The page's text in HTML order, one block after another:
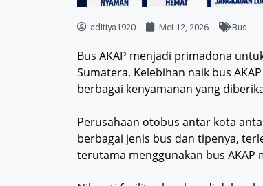
aditiya1920 Mei 12, 2026 Bus
Bus AKAP menjadi primadona
Sumatera. Kelebihan naik bus
berbagai kenyamanan yang
Perusahaan otobus antar kota
berbagai jenis bus dan tipenya,
terutama menggunakan bus AKAP